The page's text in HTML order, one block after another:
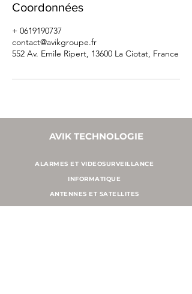
Coordonnées
+ 0619190737
contact@avikgroupe.fr
552 Av. Emile Ripert, 13600 La Ciotat, France
AVIK TECHNOLOGIE
ALARMES ET VIDEOSURVEILLANCE
INFORMATIQUE
ANTENNES ET SATELLITES
CONTACT